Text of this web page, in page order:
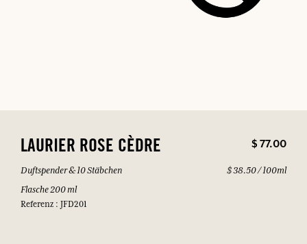
LAURIER ROSE CÈDRE $ 77.00
Duftspender & 10 Stäbchen
Flasche 200 ml
Referenz : JFD201
$ 38.50 / 100ml